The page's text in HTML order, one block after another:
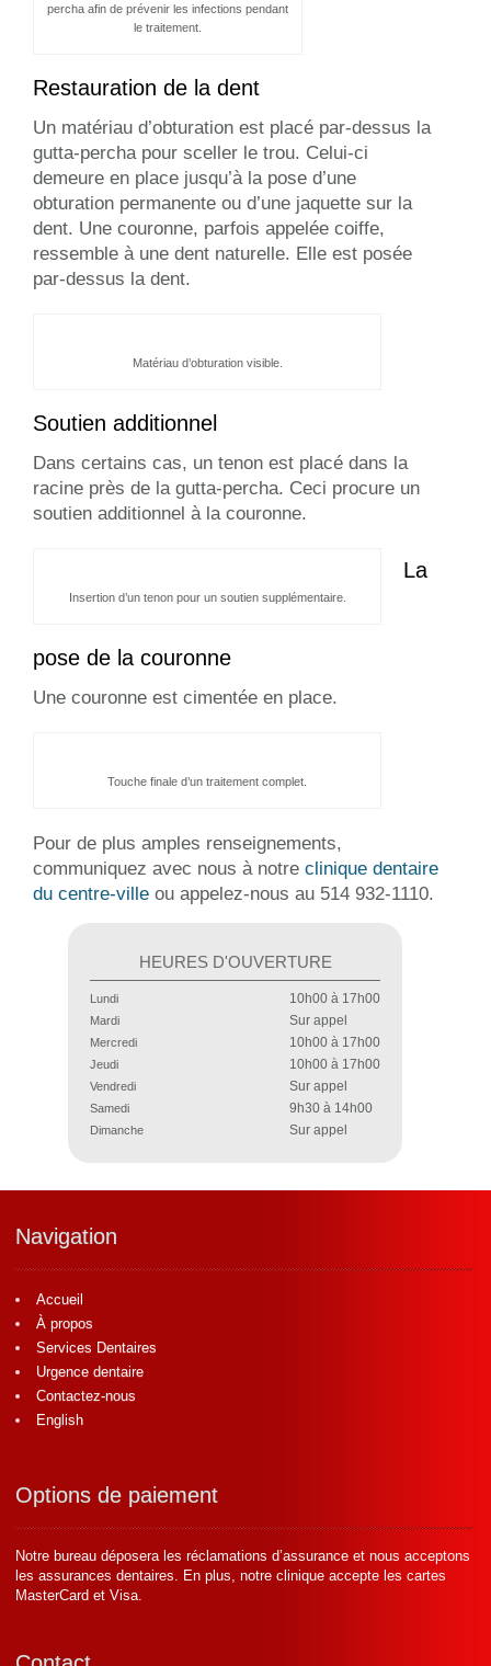
percha afin de prévenir les infections pendant
le traitement.
Restauration de la dent
Un matériau d’obturation est placé par-dessus la
gutta-percha pour sceller le trou. Celui-ci
demeure en place jusqu’à la pose d’une
obturation permanente ou d’une jaquette sur la
dent. Une couronne, parfois appelée coiffe,
ressemble à une dent naturelle. Elle est posée
par-dessus la dent.
Matériau d’obturation visible.
Soutien additionnel
Dans certains cas, un tenon est placé dans la
racine près de la gutta-percha. Ceci procure un
soutien additionnel à la couronne.
Insertion d’un tenon pour un soutien supplémentaire.
La
pose de la couronne
Une couronne est cimentée en place.
Touche finale d’un traitement complet.
Pour de plus amples renseignements,
communiquez avec nous à notre clinique dentaire
du centre-ville ou appelez-nous au 514 932-1110.
HEURES D'OUVERTURE
Lundi
Mardi
Mercredi
Jeudi
Vendredi
Samedi
Dimanche
10h00 à 17h00
Sur appel
10h00 à 17h00
10h00 à 17h00
Sur appel
9h30 à 14h00
Sur appel
Navigation
Accueil
À propos
Services Dentaires
Urgence dentaire
Contactez-nous
English
Options de paiement
Notre bureau déposera les réclamations d’assurance et nous acceptons
les assurances dentaires. En plus, notre clinique accepte les cartes
MasterCard et Visa.